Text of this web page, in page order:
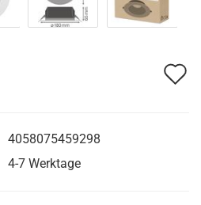
4058075459298
4-7 Werktage